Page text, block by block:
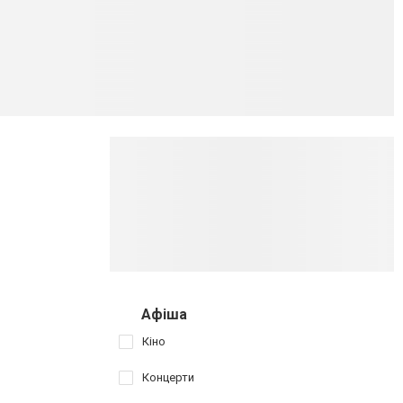
Афіша
Кіно
Концерти